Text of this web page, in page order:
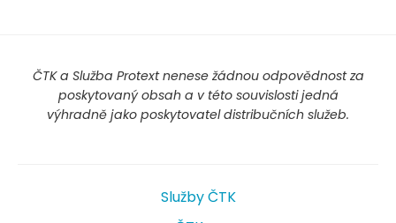
ČTK a Služba Protext nenese žádnou odpovědnost za
poskytovaný obsah a v této souvislosti jedná
výhradně jako poskytovatel distribučních služeb.
Služby ČTK